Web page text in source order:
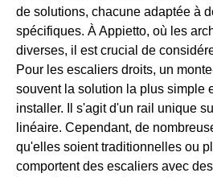
de solutions, chacune adaptée à
spécifiques. À Appietto, où les
diverses, il est crucial de
Pour les escaliers droits, un
souvent la solution la plus simple
installer. Il s'agit d'un rail unique
linéaire. Cependant, de
qu'elles soient traditionnelles ou
comportent des escaliers avec